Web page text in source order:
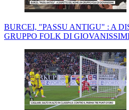
BURCEI, "PASSU ANTIGU" : A
GRUPPO FOLK DI